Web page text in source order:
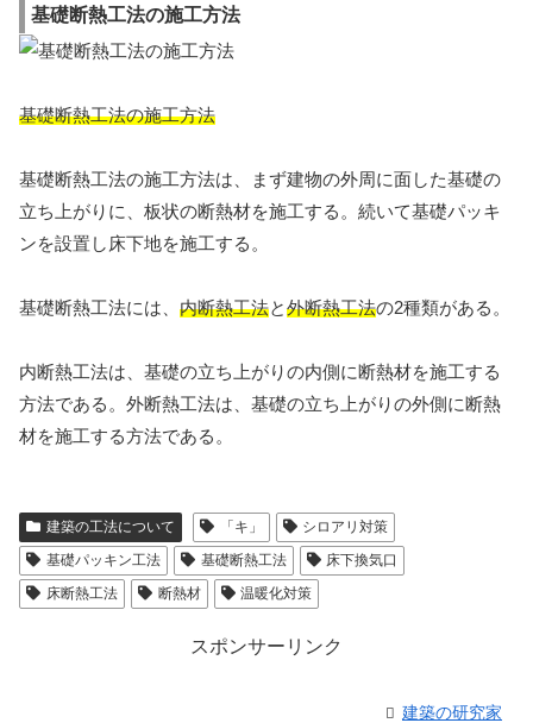
基礎断熱工法の施工方法
基礎断熱工法の施工方法
基礎断熱工法の施工方法は、まず建物の外周に面した基礎の
立ち上がりに、板状の断熱材を施工する。続いて基礎パッキ
ンを設置し床下地を施工する。
基礎断熱工法には、 内断熱工法と外断熱工法の2種類がある。
内断熱工法は、基礎の立ち上がりの内側に断熱材を施工する
方法である。外断熱工法は、基礎の立ち上がりの外側に断熱
材を施工する方法である。
建築の工法について 「キ」
シロアリ対策
基礎パッキン工法
基礎断熱工法
床下換気口
床断熱工法
断熱材 温暖化対策
スポンサーリンク
建築の研究家